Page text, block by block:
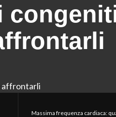
Massima frequenza cardiaca: